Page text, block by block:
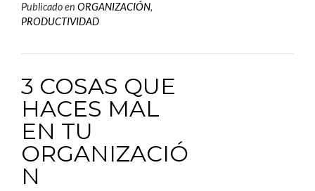
Publicado en ORGANIZACIÓN,
PRODUCTIVIDAD
3 COSAS QUE
HACES MAL
EN TU
ORGANIZACIÓ
N